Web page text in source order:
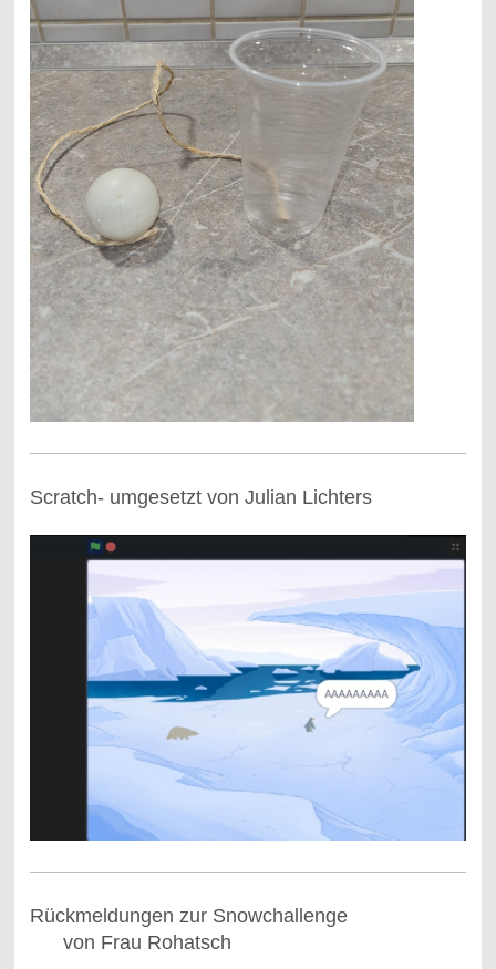
Scratch- umgesetzt von Julian Lichters
Rückmeldungen zur Snowchallenge
von Frau Rohatsch